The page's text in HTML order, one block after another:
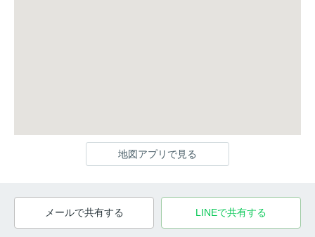
地図アプリで見る
メールで共有する LINEで共有する